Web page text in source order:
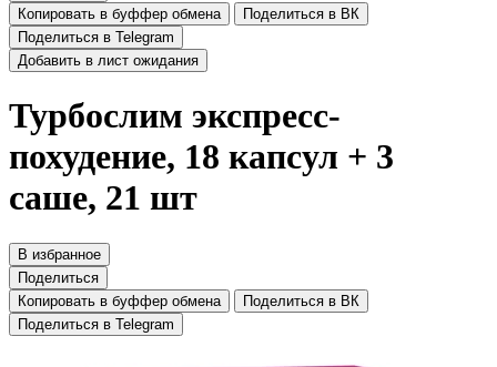
Копировать в буффер обмена
Поделиться в ВК
Поделиться в Telegram
Добавить в лист ожидания
Турбослим экспресс-
похудение, 18 капсул + 3
саше, 21 шт
В избранное
Поделиться
Копировать в буффер обмена
Поделиться в ВК
Поделиться в Telegram